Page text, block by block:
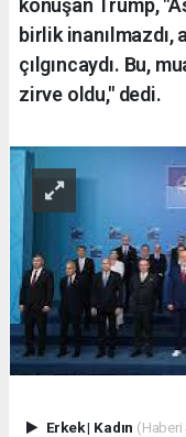
konuşan Trump,
birlik
çılgıncaydı. Bu,
zirve oldu," dedi.
Erkek| Kadın (Haberi